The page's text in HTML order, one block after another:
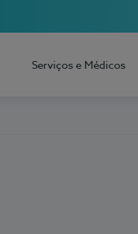
Serviços e Médicos